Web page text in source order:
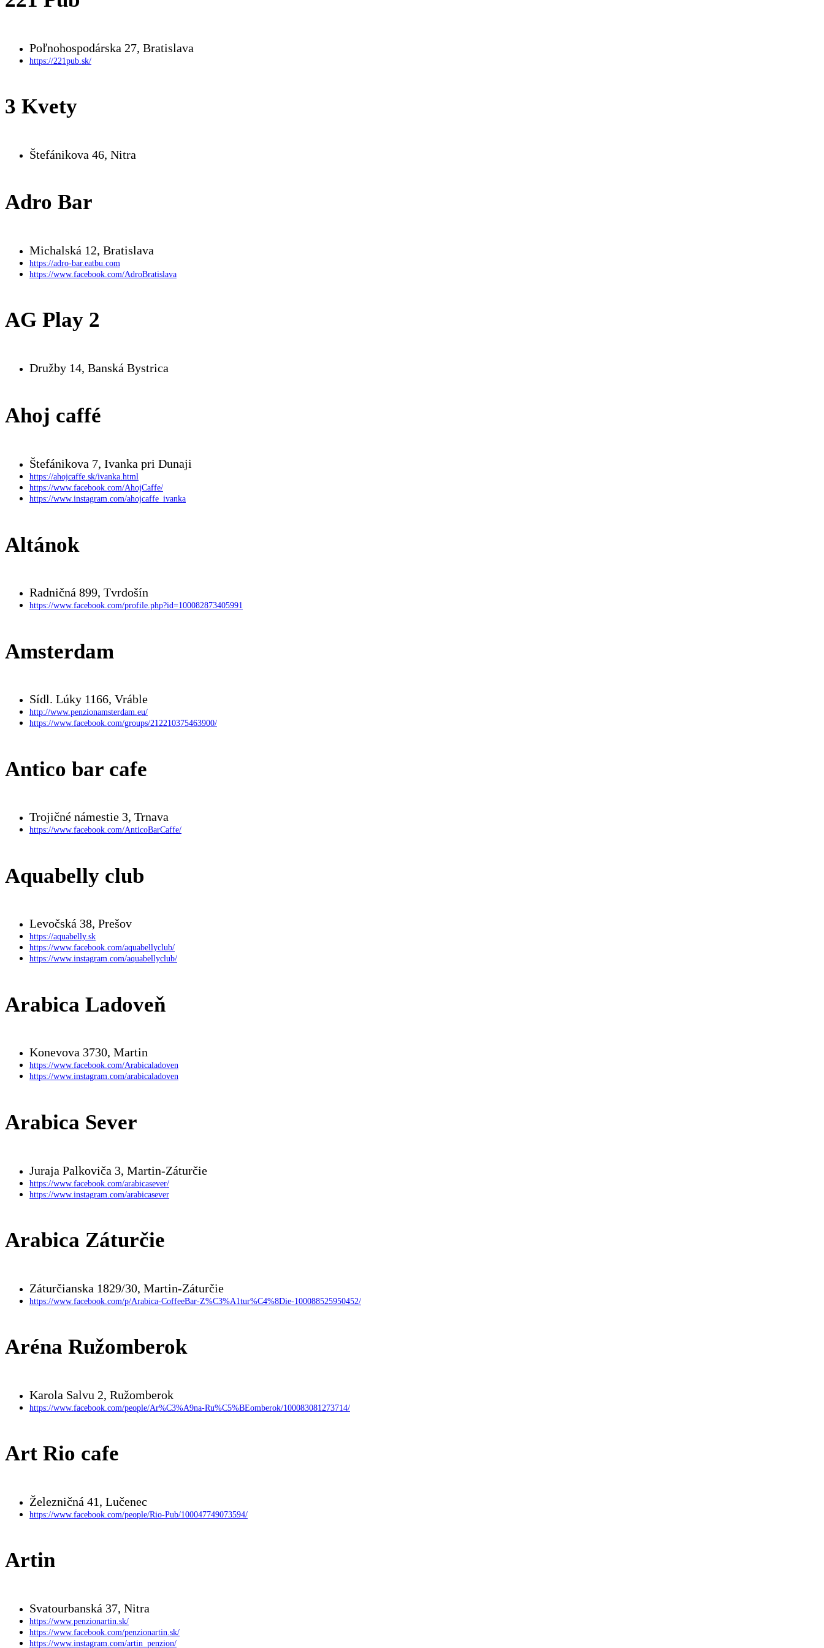
Poľnohospodárska 27, Bratislava
https://221pub.sk/
3 Kvety
Štefánikova 46, Nitra
Adro Bar
Michalská 12, Bratislava
https://adro-bar.eatbu.com
https://www.facebook.com/AdroBratislava
AG Play 2
Družby 14, Banská Bystrica
Ahoj caffé
Štefánikova 7, Ivanka pri Dunaji
https://ahojcaffe.sk/ivanka.html
https://www.facebook.com/AhojCaffe/
https://www.instagram.com/ahojcaffe_ivanka
Altánok
Radničná 899, Tvrdošín
https://www.facebook.com/profile.php?id=100082873405991
Amsterdam
Sídl. Lúky 1166, Vráble
http://www.penzionamsterdam.eu/
https://www.facebook.com/groups/212210375463900/
Antico bar cafe
Trojičné námestie 3, Trnava
https://www.facebook.com/AnticoBarCaffe/
Aquabelly club
Levočská 38, Prešov
https://aquabelly.sk
https://www.facebook.com/aquabellyclub/
https://www.instagram.com/aquabellyclub/
Arabica Ladoveň
Konevova 3730, Martin
https://www.facebook.com/Arabicaladoven
https://www.instagram.com/arabicaladoven
Arabica Sever
Juraja Palkoviča 3, Martin-Záturčie
https://www.facebook.com/arabicasever/
https://www.instagram.com/arabicasever
Arabica Záturčie
Záturčianska 1829/30, Martin-Záturčie
https://www.facebook.com/p/Arabica-CoffeeBar-Z%C3%A1tur%C4%8Die-100088525950452/
Aréna Ružomberok
Karola Salvu 2, Ružomberok
https://www.facebook.com/people/Ar%C3%A9na-Ru%C5%BEomberok/100083081273714/
Art Rio cafe
Železničná 41, Lučenec
https://www.facebook.com/people/Rio-Pub/100047749073594/
Artin
Svatourbanská 37, Nitra
https://www.penzionartin.sk/
https://www.facebook.com/penzionartin.sk/
https://www.instagram.com/artin_penzion/